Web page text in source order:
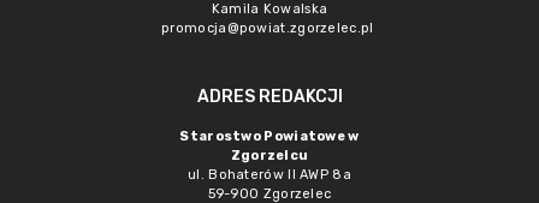
Kamila Kowalska
promocja@powiat.zgorzelec.pl
ADRES REDAKCJI
Starostwo Powiatowe w
Zgorzelcu
ul. Bohaterów II AWP 8a
59-900 Zgorzelec